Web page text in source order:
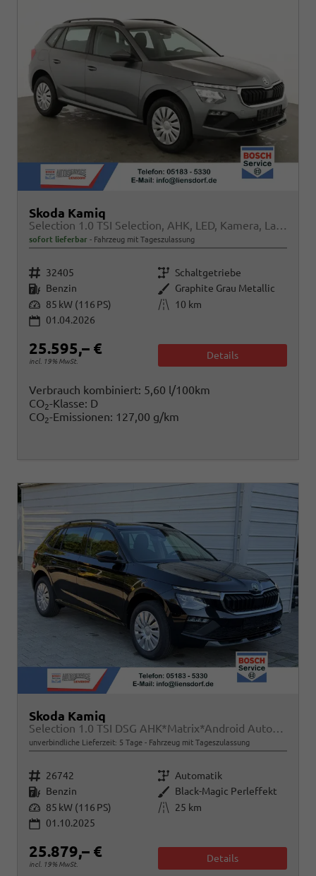
Skoda Kamiq
Selection 1.0 TSI Selection, AHK, LED, Kamera, Ladeboden, Winter
sofort lieferbar Fahrzeug mit Tageszulassung
Fahrzeugnr. 32405 Getriebe Schaltgetriebe
Kraftstoff Benzin Außenfarbe Graphite Grau Metallic
Leistung 85 kW (116 PS) Kilometerstand
10 km
01.04.2026
25.595,– €
incl. 19% MwSt.
Details
Verbrauch kombiniert: 5,60 l/100km
CO2-Klasse: D
CO2-Emissionen: 127,00 g/km
Skoda Kamiq
Selection 1.0 TSI DSG AHK*Matrix*Android Auto*SHZ*Kamera*Keyless*2Z Klimaauto*
unverbindliche Lieferzeit: 5 Tage Fahrzeug mit Tageszulassung
Fahrzeugnr. 26742 Getriebe Automatik
Kraftstoff Benzin Außenfarbe Black-Magic Perleffekt
Leistung 85 kW (116 PS) Kilometerstand
25 km
01.10.2025
25.879,– €
incl. 19% MwSt.
Details